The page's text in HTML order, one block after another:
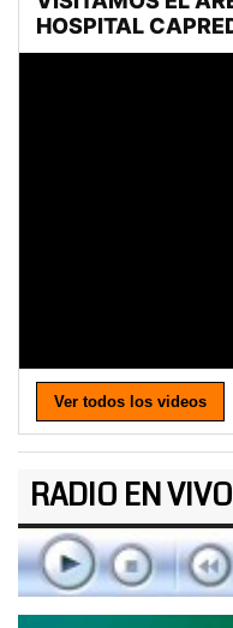
Ver todos los videos
RADIO EN VIVO